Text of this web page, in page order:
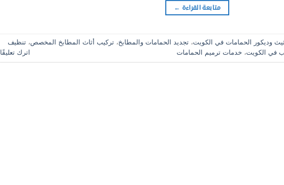
متابعة القراءة ←
وديكور الحمامات في الكويت، تجديد الحمامات والمطابخ، تركيب أثاث المطابخ المخصص، تنظيف
في الكويت، خدمات ترميم الحمامات اترك تعليقًا